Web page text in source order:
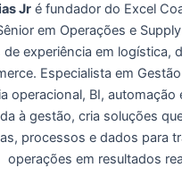
Jr é fundador do Excel
em Operações e
de experiência em logística,
Especialista em
operacional, BI, automação
à gestão, cria soluções
processos e dados para
operações em resultados